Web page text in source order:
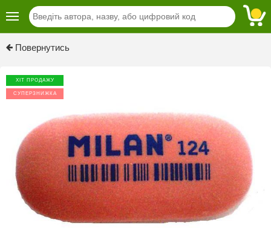
Повернутись
ХІТ ПРОДАЖУ
СУПЕРЗНИЖКА